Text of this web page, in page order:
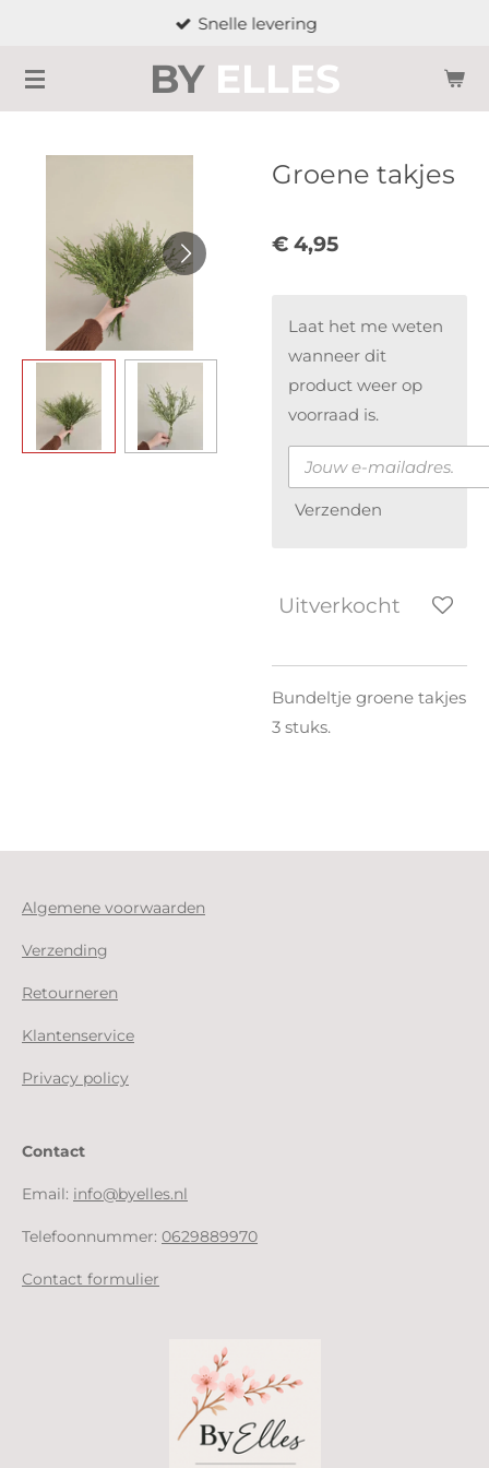
naar
de
BY ELLES
Snelle levering
Groene takjes
€ 4,95
Laat het me weten
wanneer dit
product weer op
voorraad is.
Verzenden
Uitverkocht
Bundeltje groene takjes
3 stuks.
Algemene voorwaarden
Verzending
Retourneren
Klantenservice
Privacy policy
Contact
Email: info@byelles.nl
Telefoonnummer: 0629889970
Contact formulier